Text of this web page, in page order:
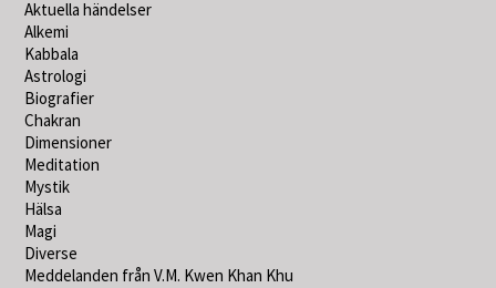
Aktuella händelser
Alkemi
Kabbala
Astrologi
Biografier
Chakran
Dimensioner
Meditation
Mystik
Hälsa
Magi
Diverse
Meddelanden från V.M. Kwen Khan Khu